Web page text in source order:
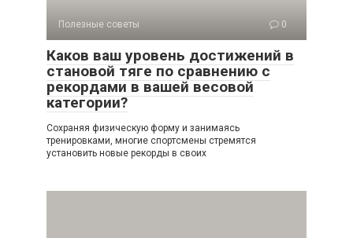
Полезные советы 0
Каков ваш уровень достижений в
становой тяге по сравнению с
рекордами в вашей весовой
категории?
Сохраняя физическую форму и занимаясь
тренировками, многие спортсмены стремятся
установить новые рекорды в своих